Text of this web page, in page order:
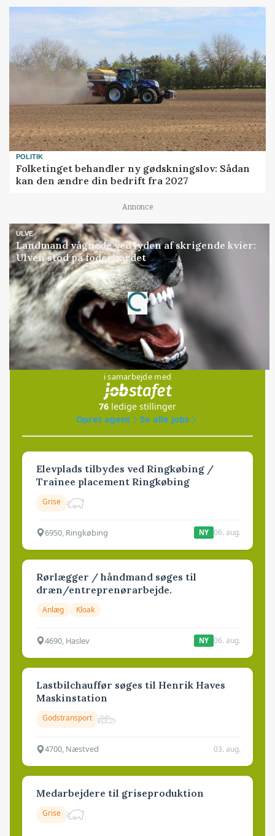
POLITIK
Folketinget behandler ny gødskningslov: Sådan
kan den ændre din bedrift fra 2027
Annonce
ULVE
Landmand vågnede ved lyden af skrigende kvier:
Ulven stod på foderbordet
Annonce
Loading...
Jobs
i samarbejde med
76 ledige stillinger
Opret agent
Se alle jobs
Elevplads tilbydes ved Ringkøbing /
Trainee placement Ringkøbing
Grise
6950, Ringkøbing NY 06. aug.
Rørlægger / håndmand søges til
dræn/entreprenørarbejde.
Anlæg Kloak
4690, Haslev NY 06. aug.
Lastbilchauffør søges til Henrik Haves
Maskinstation
Godstransport
4700, Næstved 03. aug.
Medarbejdere til griseproduktion
Grise